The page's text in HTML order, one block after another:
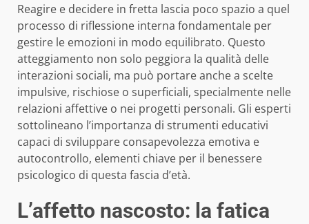
Reagire e decidere in fretta lascia poco spazio a quel
processo di riflessione interna fondamentale per
gestire le emozioni in modo equilibrato. Questo
atteggiamento non solo peggiora la qualità delle
interazioni sociali, ma può portare anche a scelte
impulsive, rischiose o superficiali, specialmente nelle
relazioni affettive o nei progetti personali. Gli esperti
sottolineano l’importanza di strumenti educativi
capaci di sviluppare consapevolezza emotiva e
autocontrollo, elementi chiave per il benessere
psicologico di questa fascia d’età.
L’affetto nascosto: la fatica